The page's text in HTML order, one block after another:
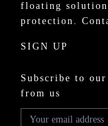
floating
protection.
SIGN UP
Subscribe to
from us